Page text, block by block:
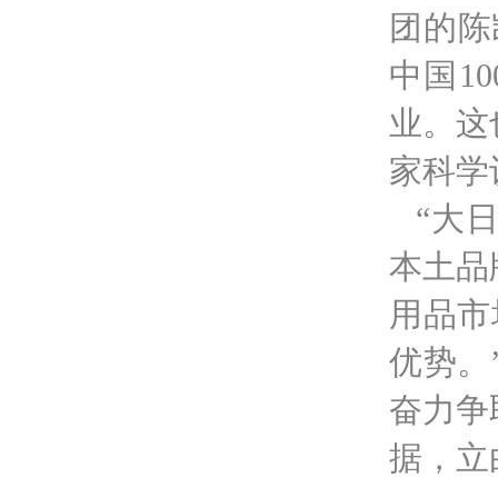
团的
中国
业。
家科学
“大
本土品
用品
优势
奋力争
据，立